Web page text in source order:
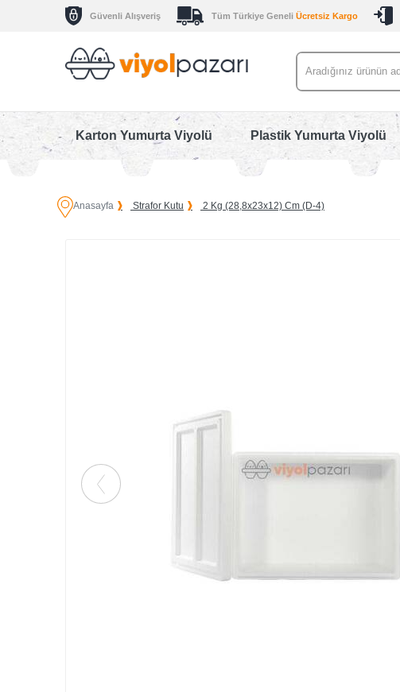
Güvenli Alışveriş Tüm Türkiye Geneli Ücretsiz Kargo
Karton Yumurta Viyolü Plastik Yumurta Viyolü
Anasayfa Strafor Kutu 2 Kg (28,8x23x12) Cm (D-4)